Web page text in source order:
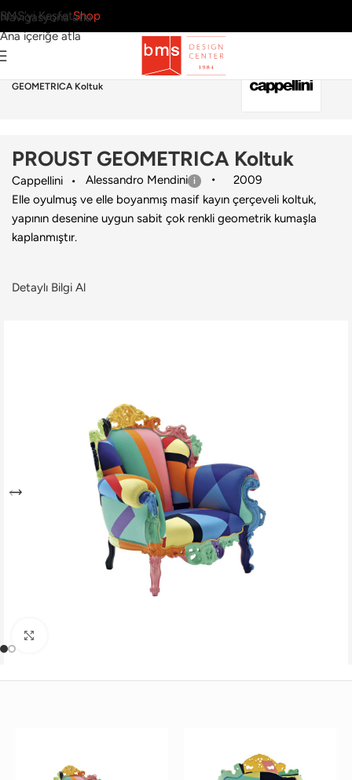
Navigasyona atla
Ana içeriğe atla
BMS’yi KeşfetShop
›Cappellini ›PROUST
GEOMETRICA Koltuk
PROUST GEOMETRICA Koltuk
Cappellini Alessandro Mendini
2009
Elle oyulmuş ve elle boyanmış masif kayın çerçeveli koltuk,
yapının desenine uygun sabit çok renkli geometrik kumaşla
kaplanmıştır.
Detaylı Bilgi Al